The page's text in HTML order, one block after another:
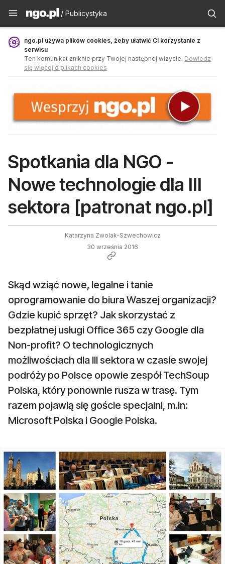
Publicystyka - ngo.pl
/ Publicystyka
ngo.pl używa plików cookies, żeby ułatwić Ci korzystanie z
serwisu
Ten komunikat zniknie przy Twojej następnej wizycie. Dowiedz
się więcej o plikach cookies
Spotkania dla NGO -
Nowe technologie dla III
sektora [patronat ngo.pl]
Katarzyna Zwolak-Szwechowicz
30 września 2016
Skąd wziąć nowe, legalne i tanie
oprogramowanie do biura Waszej organizacji?
Gdzie kupić sprzęt? Jak skorzystać z
bezpłatnej usługi Office 365 czy Google dla
Non-profit? O technologicznych
możliwościach dla III sektora w czasie swojej
podróży po Polsce opowie zespół TechSoup
Polska, który ponownie rusza w trasę. Tym
razem pojawią się goście specjalni, m.in:
Microsoft Polska i Google Polska.